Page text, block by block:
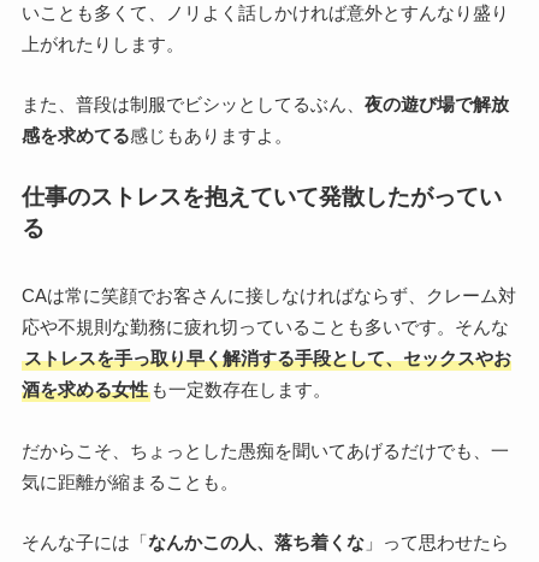
いことも多くて、ノリよく話しかければ意外とすんなり盛り
上がれたりします。
また、普段は制服でビシッとしてるぶん、 夜の遊び場で解放
感を求めてる感じもありますよ。
仕事のストレスを抱えていて発散したがってい
る
CAは常に笑顔でお客さんに接しなければならず、クレーム対
応や不規則な勤務に疲れ切っていることも多いです。そんな
ストレスを手っ取り早く解消する手段として、セックスやお
酒を求める女性も一定数存在します。
だからこそ、ちょっとした愚痴を聞いてあげるだけでも、一
気に距離が縮まることも。
そんな子には「なんかこの人、落ち着くな」って思わせたら